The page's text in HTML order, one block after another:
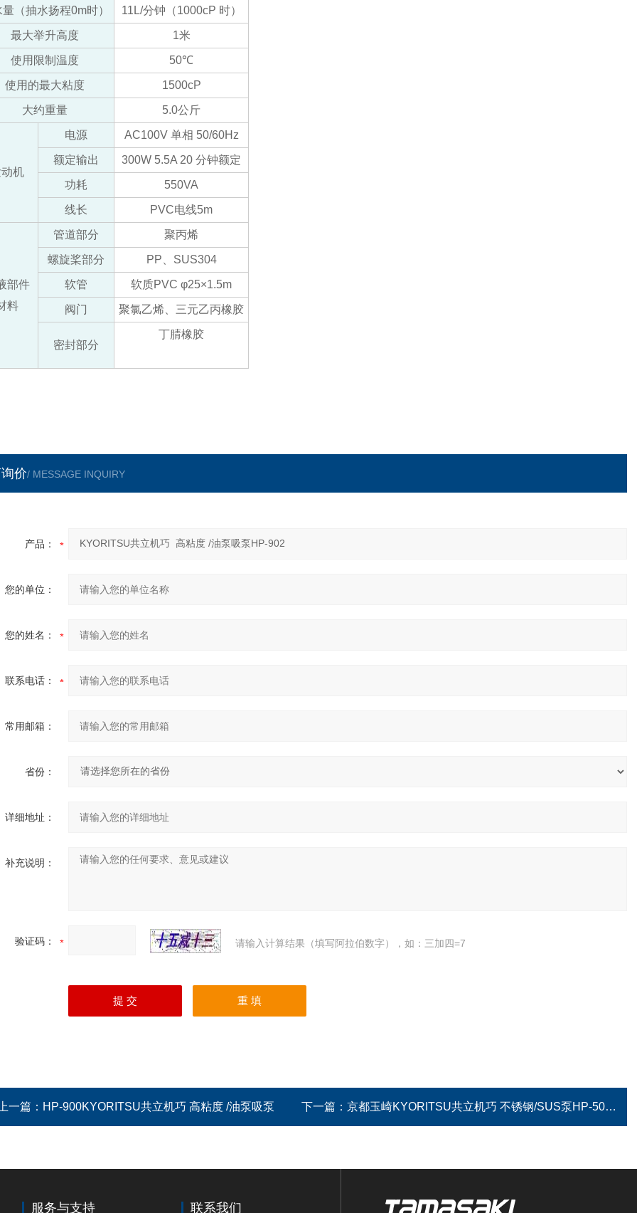
（抽水扬程0m时） 11L/分钟（1000cP 时）
最大举升高度 1米
使用限制温度 50℃
使用的最大粘度 1500cP
大约重量 5.0公斤
机
电源 AC100V 单相 50/60Hz
额定输出 300W 5.5A 20 分钟额定
功耗 550VA
线长 PVC电线5m
部件
料
管道部分 聚丙烯
螺旋桨部分 PP、SUS304
软管 软质PVC φ25×1.5m
阀门 聚氯乙烯、三元乙丙橡胶
密封部分
丁腈橡胶
价/ MESSAGE INQUIRY
产品：
您的单位：
您的姓名：
联系电话：
常用邮箱：
省份：
详细地址：
补充说明：
验证码： 请输入计算结果（填写阿拉伯数字），如：三加四=7
一篇： HP-900KYORITSU共立机巧 高粘度 /油泵吸泵 下一篇： 京都玉崎KYORITSU共立机巧 不锈钢/SUS泵HP-500
服务与支持 联系我们